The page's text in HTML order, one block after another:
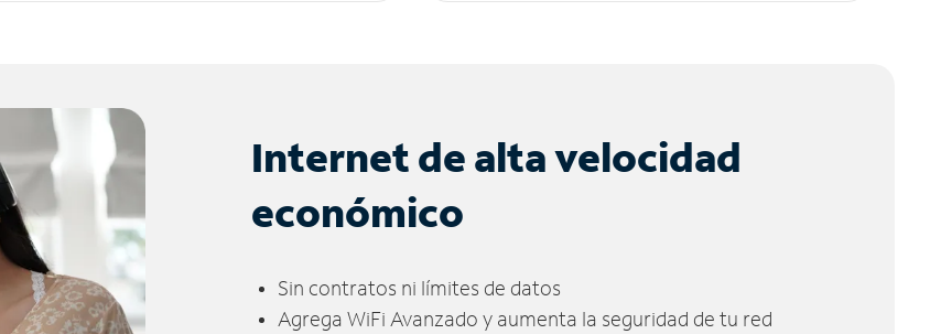
Internet de alta velocidad
económico
Sin contratos ni límites de datos
Agrega WiFi Avanzado y aumenta la seguridad de tu red